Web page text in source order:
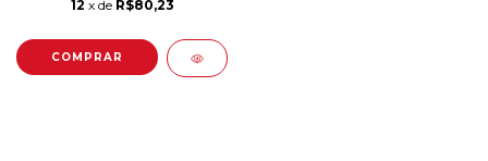
12 x de R$80,23
COMPRAR